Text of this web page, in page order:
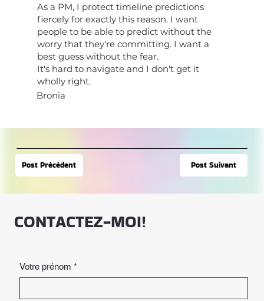
Post Précédent Post Suivant
As a PM, I protect timeline predictions
fiercely for exactly this reason. I want
people to be able to predict without the
worry that they're committing. I want a
best guess without the fear.
It's hard to navigate and I don't get it
wholly right.
Bronia
CONTACTEZ-MOI!
Votre prénom *